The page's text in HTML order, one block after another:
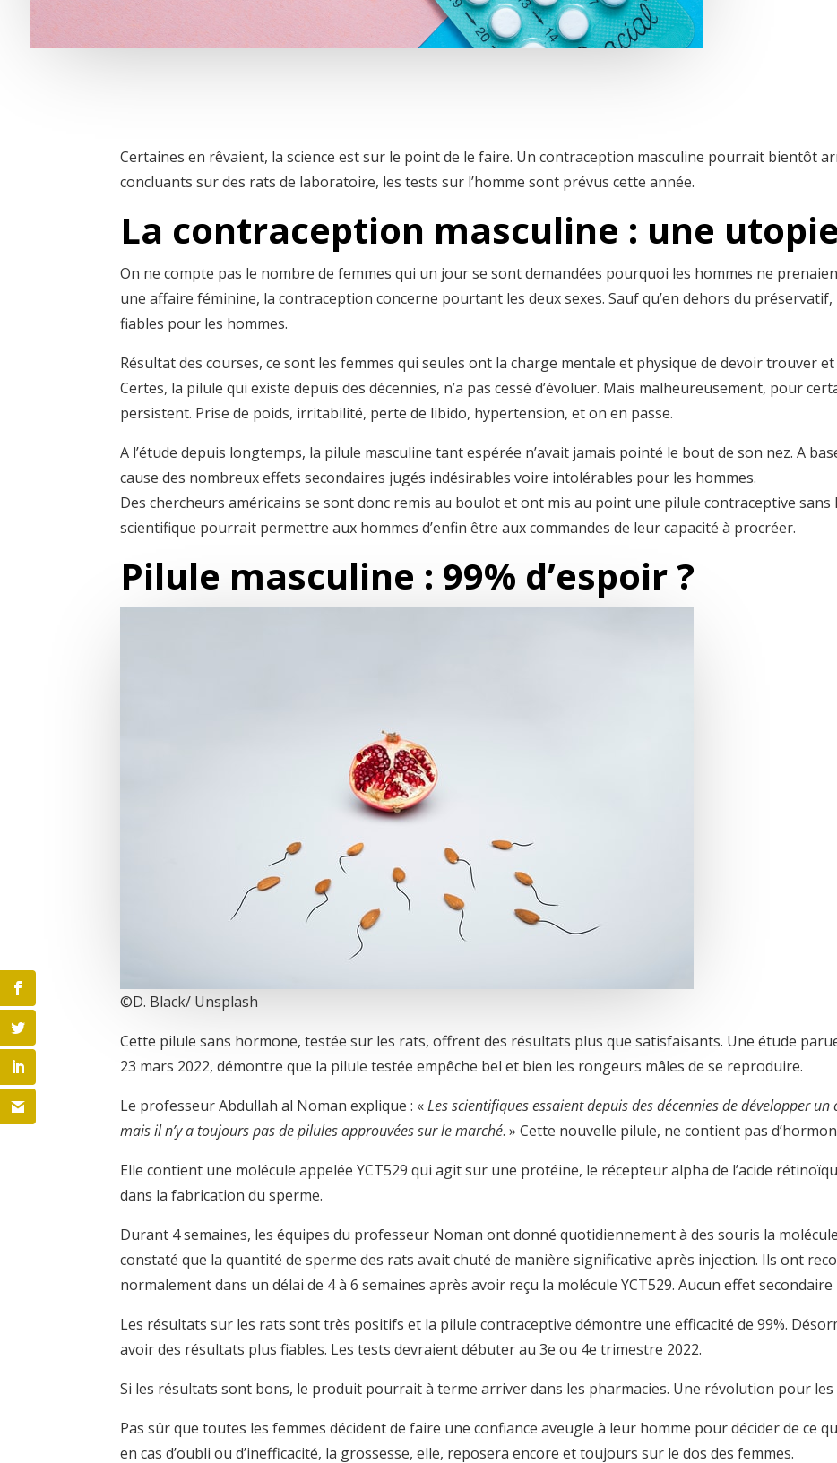
Certaines en rêvaient, la science est sur le point de le faire. Un contraception masculine pourrait bientôt
concluants sur des rats de laboratoire, les tests sur l’homme sont prévus cette année.
La contraception masculine : une
On ne compte pas le nombre de femmes qui un jour se sont demandées pourquoi les hommes ne
une affaire féminine, la contraception concerne pourtant les deux sexes. Sauf qu’en dehors du préservatif,
fiables pour les hommes.
Résultat des courses, ce sont les femmes qui seules ont la charge mentale et physique de devoir trouver
Certes, la pilule qui existe depuis des décennies, n’a pas cessé d’évoluer. Mais malheureusement, pour
persistent. Prise de poids, irritabilité, perte de libido, hypertension, et on en passe.
A l’étude depuis longtemps, la pilule masculine tant espérée n’avait jamais pointé le bout de son nez. A
cause des nombreux effets secondaires jugés indésirables voire intolérables pour les hommes.
Des chercheurs américains se sont donc remis au boulot et ont mis au point une pilule contraceptive sans
scientifique pourrait permettre aux hommes d’enfin être aux commandes de leur capacité à procréer.
Pilule masculine : 99% d’espoir ?
©️D. Black/ Unsplash
Cette pilule sans hormone, testée sur les rats, offrent des résultats plus que satisfaisants. Une étude
23 mars 2022, démontre que la pilule testée empêche bel et bien les rongeurs mâles de se reproduire.
Le professeur Abdullah al Noman explique : «Les scientifiques essaient depuis des décennies de développer
mais il n’y a toujours pas de pilules approuvées sur le marché. » Cette nouvelle pilule, ne contient pas
Elle contient une molécule appelée YCT529 qui agit sur une protéine, le récepteur alpha de l’acide
dans la fabrication du sperme.
Durant 4 semaines, les équipes du professeur Noman ont donné quotidiennement à des souris la
constaté que la quantité de sperme des rats avait chuté de manière significative après injection. Ils ont
normalement dans un délai de 4 à 6 semaines après avoir reçu la molécule YCT529. Aucun effet secondaire
Les résultats sur les rats sont très positifs et la pilule contraceptive démontre une efficacité de 99%.
avoir des résultats plus fiables. Les tests devraient débuter au 3e ou 4e trimestre 2022.
Si les résultats sont bons, le produit pourrait à terme arriver dans les pharmacies. Une révolution pour les
Pas sûr que toutes les femmes décident de faire une confiance aveugle à leur homme pour décider de ce
en cas d’oubli ou d’inefficacité, la grossesse, elle, reposera encore et toujours sur le dos des femmes.